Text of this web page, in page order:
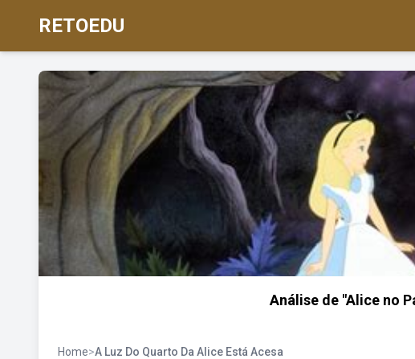
RETOEDU
Análise de "Alice no
Home>A Luz Do Quarto Da Alice Está Acesa